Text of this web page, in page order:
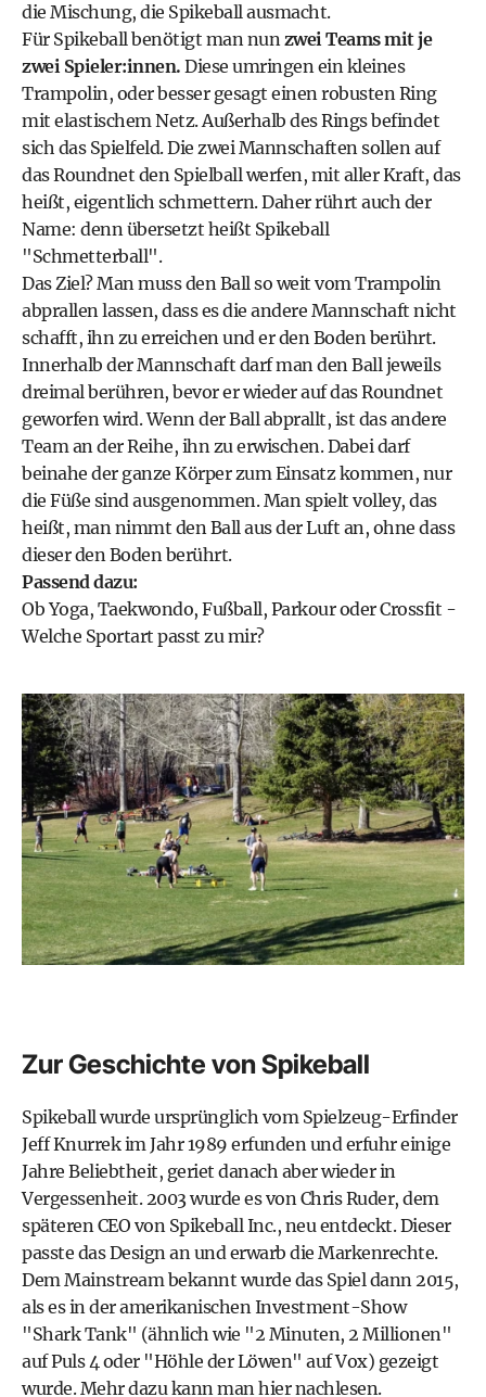
die Mischung, die Spikeball ausmacht.
Für Spikeball benötigt man nunzwei Teams mit je
zwei Spieler:innen. Diese umringen ein kleines
Trampolin, oder besser gesagt einen robusten Ring
mit elastischem Netz. Außerhalb des Rings befindet
sich das Spielfeld. Die zwei Mannschaften sollen auf
das Roundnet den Spielball werfen, mit aller Kraft, das
heißt, eigentlich schmettern. Daher rührt auch der
Name: denn übersetzt heißt Spikeball
"Schmetterball".
Das Ziel? Man muss den Ball so weit vom Trampolin
abprallen lassen, dass es die andere Mannschaft nicht
schafft, ihn zu erreichen und er den Boden berührt.
Innerhalb der Mannschaft darf man den Ball jeweils
dreimal berühren, bevor er wieder auf das Roundnet
geworfen wird. Wenn der Ball abprallt, ist das andere
Team an der Reihe, ihn zu erwischen. Dabei darf
beinahe der ganze Körper zum Einsatz kommen, nur
die Füße sind ausgenommen. Man spielt volley, das
heißt, man nimmt den Ball aus der Luft an, ohne dass
dieser den Boden berührt.
Passend dazu:
Ob Yoga, Taekwondo, Fußball, Parkour oder Crossfit -
Welche Sportart passt zu mir?
Zur Geschichte von Spikeball
Spikeball wurde ursprünglich vom Spielzeug-Erfinder
Jeff Knurrekim Jahr 1989 erfunden und erfuhr einige
Jahre Beliebtheit, geriet danach aber wieder in
Vergessenheit. 2003 wurde es von Chris Ruder, dem
späteren CEO von Spikeball Inc., neu entdeckt. Dieser
passte das Design an und erwarb die Markenrechte.
Dem Mainstream bekannt wurde das Spiel dann 2015,
als es in der amerikanischen Investment-Show
"Shark Tank" (ähnlich wie "2 Minuten, 2 Millionen"
aufPuls 4 oder "Höhle der Löwen" auf Vox) gezeigt
wurde. Mehr dazu kann man hier nachlesen.